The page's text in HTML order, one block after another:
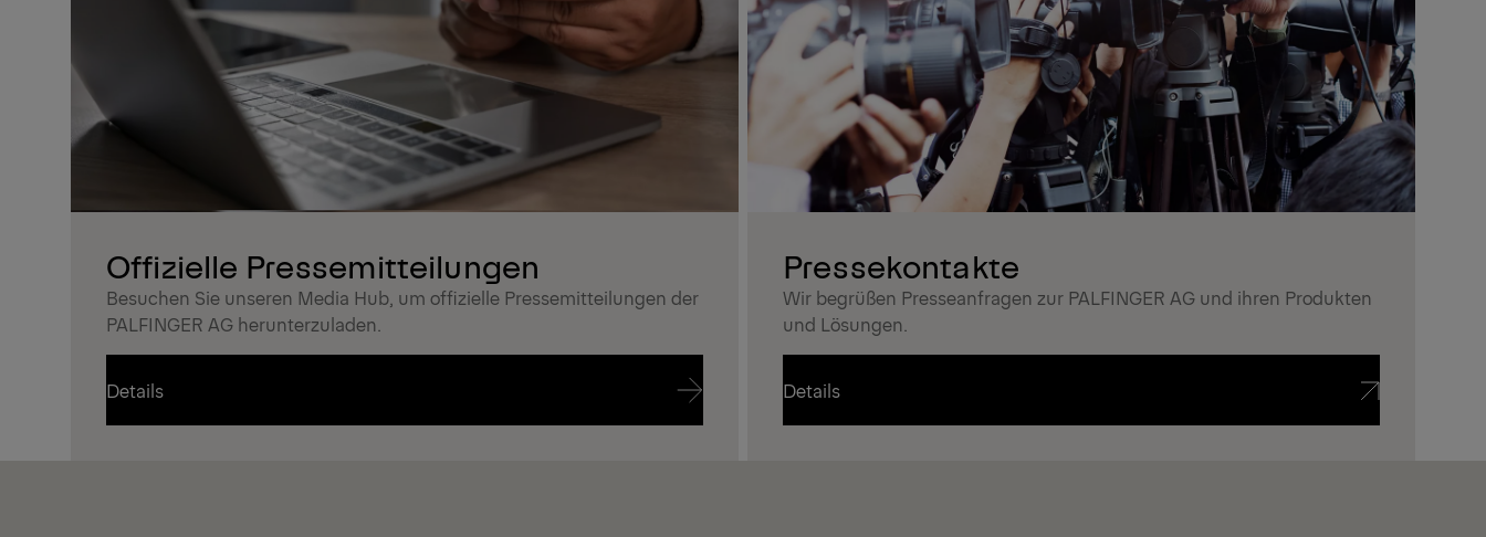
Offizielle Pressemitteilungen
Besuchen Sie unseren Media Hub, um offizielle Pressemitteilungen der
PALFINGER AG herunterzuladen.
Details
Pressekontakte
Wir begrüßen Presseanfragen zur PALFINGER AG und ihren Produkten
und Lösungen.
Details